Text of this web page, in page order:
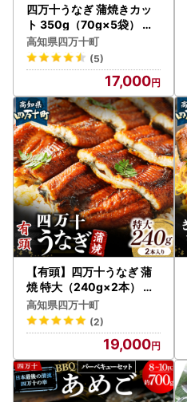
四万十うなぎ 蒲焼きカッ
ト 350g（70g×5袋） う
なぎ 国産鰻 土用の丑の日
／Esu-115
高知県四万十町
(5)
17,000
【有頭】四万十うなぎ 蒲
焼 特大（240g×2本） う
なぎ 国産鰻 土用の丑の日
Esu-205
高知県四万十町
(2)
19,000